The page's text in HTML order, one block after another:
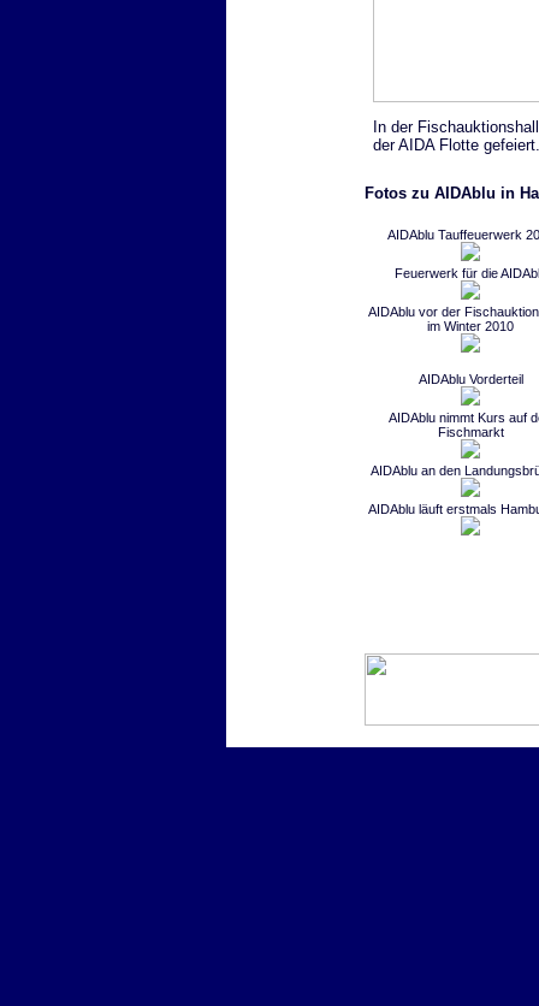
In der
der AIDA Flotte gefeiert.
Fotos zu AIDAblu in
AIDAblu Tauffeuerwerk
Feuerwerk für die
AIDAblu vor der
im Winter 2010
AIDAblu Vorderteil
AIDAblu nimmt Kurs auf
Fischmarkt
AIDAblu an den
AIDAblu läuft erstmals